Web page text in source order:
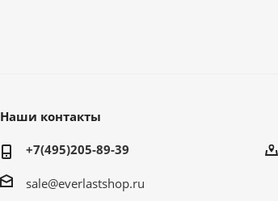
Наши контакты
+7(495)205-89-39
sale@everlastshop.ru